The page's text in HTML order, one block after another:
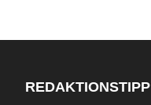
REDAKTIONSTIPP